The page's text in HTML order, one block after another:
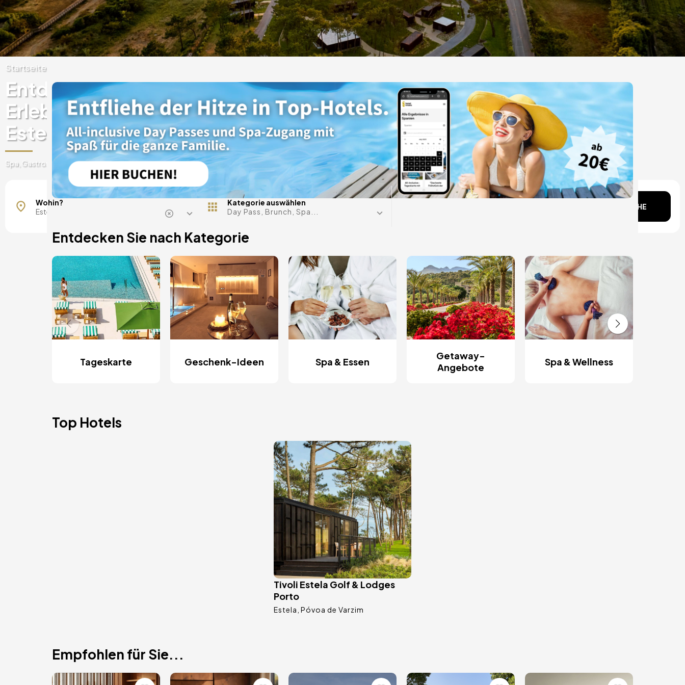
Startseite
Entdecken Sie einzigartige
Erlebnisse in Luxushotels auf
Estela
Spa, Gastronomie, Tageskarten, Ausflüge und vieles mehr
Wohin?
Kategorie auswählen
Day Pass, Brunch, Spa...
Datum im Kopf?
SUCHE
Entdecken Sie nach Kategorie
Tageskarte Geschenk-Ideen Spa & Essen
Getaway-
Angebote
Spa & Wellness
Top Hotels
Bild
Tivoli Estela Golf & Lodges
Porto
Estela Póvoa de Varzim
Empfohlen für Sie...